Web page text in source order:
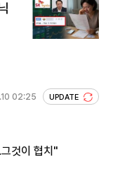
02:25 UPDATE
것이 협치"